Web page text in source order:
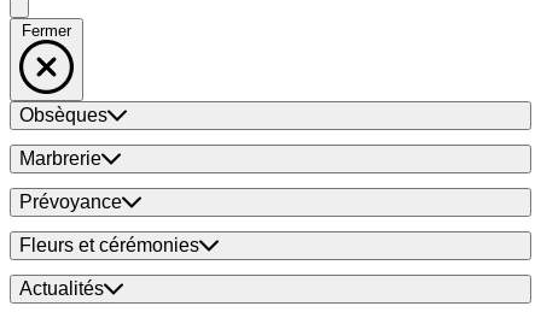
Fermer
Obsèques
Marbrerie
Prévoyance
Fleurs et cérémonies
Actualités